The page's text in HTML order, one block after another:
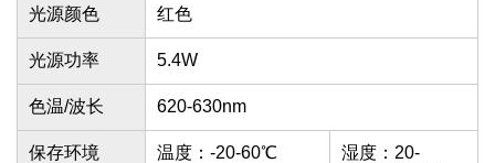
光源颜色 红色
光源功率 5.4W
色温/波长 620-630nm
保存环境 温度：-20-60℃
湿度：20-